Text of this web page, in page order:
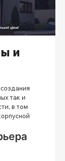
и
так и
в том